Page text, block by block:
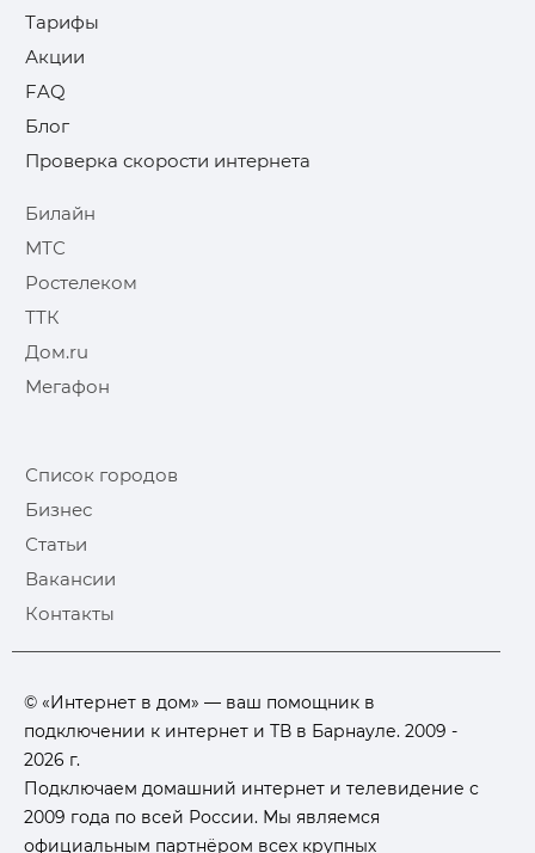
Тарифы
Акции
FAQ
Блог
Проверка скорости интернета
Билайн
МТС
Ростелеком
ТТК
Дом.ru
Мегафон
Список городов
Бизнес
Статьи
Вакансии
Контакты
© «Интернет в дом» — ваш помощник в
подключении к интернет и ТВ в Барнауле. 2009 -
2026 г.
Подключаем домашний интернет и телевидение с
2009 года по всей России. Мы являемся
официальным партнёром всех крупных